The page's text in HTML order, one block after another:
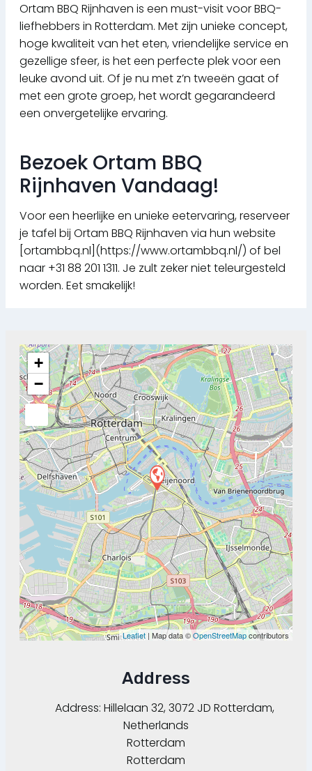
Ortam BBQ Rijnhaven is een must-visit voor BBQ-
liefhebbers in Rotterdam. Met zijn unieke concept,
hoge kwaliteit van het eten, vriendelijke service en
gezellige sfeer, is het een perfecte plek voor een
leuke avond uit. Of je nu met z’n tweeën gaat of
met een grote groep, het wordt gegarandeerd
een onvergetelijke ervaring.
Bezoek Ortam BBQ
Rijnhaven Vandaag!
Voor een heerlijke en unieke eetervaring, reserveer
je tafel bij Ortam BBQ Rijnhaven via hun website
[ortambbq.nl](https://www.ortambbq.nl/) of bel
naar +31 88 201 1311. Je zult zeker niet teleurgesteld
worden. Eet smakelijk!
+
−
Leaflet | Map data ©OpenStreetMapcontributors
Address
Address: Hillelaan 32, 3072 JD Rotterdam,
Netherlands
Rotterdam
Rotterdam